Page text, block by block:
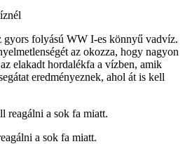
gyors folyású WW I-es könnyű vadvíz.
az okozza, hogy nagyon
elakadt hordalékfa a vízben, amik
eredményeznek, ahol át is kell
a sok fa miatt.